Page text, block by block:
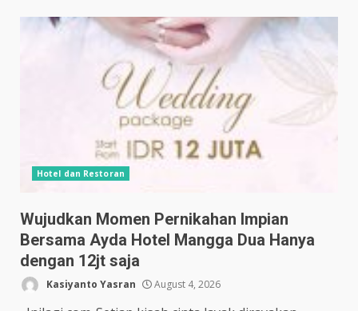
Hotel dan Restoran
Wujudkan Momen Pernikahan Impian
Bersama Ayda Hotel Mangga Dua Hanya
dengan 12jt saja
Kasiyanto Yasran August 4, 2026